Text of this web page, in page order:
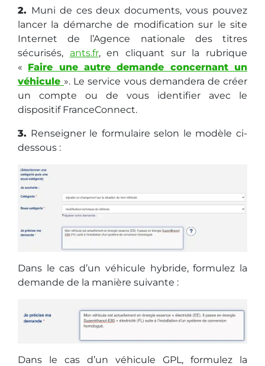
2. Muni de ces deux documents, vous pouvez
lancer la démarche de modification sur le site
Internet de l’Agence nationale des titres
sécurisés, ants.fr, en cliquant sur la rubrique
« Faire une autre demande concernant un
véhicule ». Le service vous demandera de créer
un compte ou de vous identifier avec le
dispositif FranceConnect.
3. Renseigner le formulaire selon le modèle ci-
dessous :
Dans le cas d’un véhicule hybride, formulez la
demande de la manière suivante :
Dans le cas d’un véhicule GPL, formulez la